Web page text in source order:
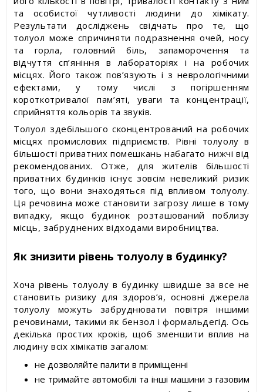
та особистої чутливості людини до хімікату.
Результати досліджень свідчать про те, що
толуол може спричиняти подразнення очей, носу
та горла, головний біль, запаморочення та
відчуття сп’яніння в лабораторіях і на робочих
місцях. Його також пов’язують і з неврологічними
ефектами, у тому числі з погіршенням
короткотривалої пам’яті, уваги та концентрації,
сприйняття кольорів та звуків.
Толуол здебільшого сконцентрований на робочих
місцях промислових підприємств. Рівні толуолу в
більшості приватних помешкань набагато нижчі від
рекомендованих. Отже, для жителів більшості
приватних будинків існує зовсім невеликий ризик
того, що вони знаходяться під впливом толуолу.
Ця речовина може становити загрозу лише в тому
випадку, якщо будинок розташований поблизу
місць, забруднених відходами виробництва.
Як знизити рівень толуолу в будинку?
Хоча рівень толуолу в будинку швидше за все не
становить ризику для здоров’я, основні джерела
толуолу можуть забруднювати повітря іншими
речовинами, такими як бензол і формальдегід. Ось
декілька простих кроків, щоб зменшити вплив на
людину всіх хімікатів загалом:
не дозволяйте палити в приміщенні
не тримайте автомобілі та інші машини з газовим